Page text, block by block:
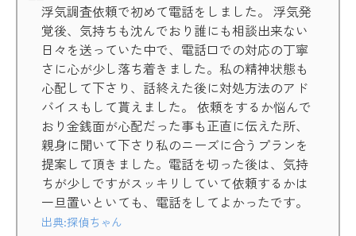
浮気調査依頼で初めて電話をしました。 浮気発
覚後、気持ちも沈んでおり誰にも相談出来ない
日々を送っていた中で、電話口での対応の丁寧
さに心が少し落ち着きました。私の精神状態も
心配して下さり、話終えた後に対処方法のアド
バイスもして貰えました。 依頼をするか悩んで
おり金銭面が心配だった事も正直に伝えた所、
親身に聞いて下さり私のニーズに合うプランを
提案して頂きました。電話を切った後は、気持
ちが少しですがスッキリしていて依頼するかは
一旦置いといても、電話をしてよかったです。
出典:探偵ちゃん